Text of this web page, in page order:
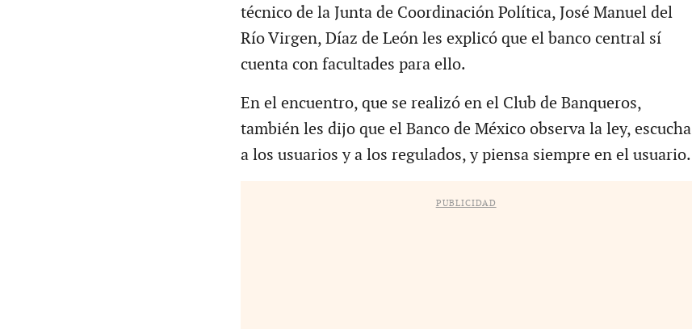
técnico de la Junta de Coordinación Política, José Manuel del
Río Virgen, Díaz de León les explicó que el banco central sí
cuenta con facultades para ello.
En el encuentro, que se realizó en el Club de Banqueros,
también les dijo que el Banco de México observa la ley, escucha
a los usuarios y a los regulados, y piensa siempre en el usuario.
PUBLICIDAD